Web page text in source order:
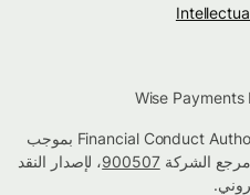
تم اعتماد شركة Wise بواسطة Financial Conduct Authority بموجب
900507، لإصدار النقد